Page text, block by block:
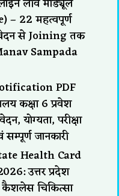
– 22 महत्वपूर्ण
से Joining तक
Sampada
PDF
कक्षा 6 प्रवेश
योग्यता, परीक्षा
जानकारी
Health Card
उत्तर प्रदेश
कैशलेस चिकित्सा